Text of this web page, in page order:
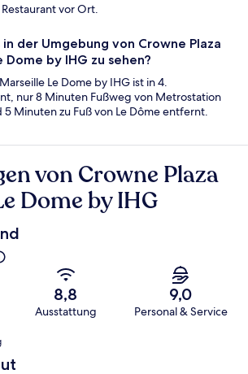
vor Ort.
der Umgebung von Crowne Plaza
Dome by IHG zu sehen?
Le Dome by IHG ist in 4.
nur 8 Minuten Fußweg von Metrostation
5 Minuten zu Fuß von Le Dôme entfernt.
von Crowne Plaza
Dome by IHG
8,8
Ausstattung
9,0
Personal & Service